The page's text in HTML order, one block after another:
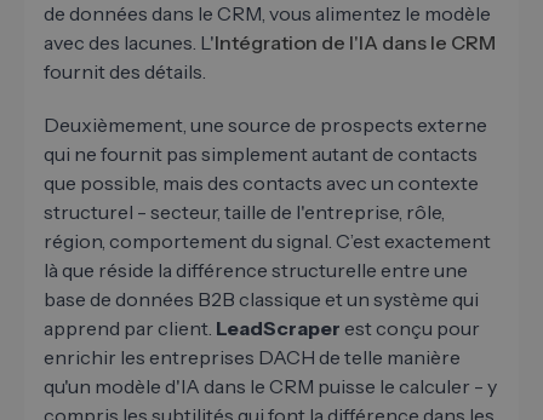
de données dans le CRM, vous alimentez le modèle
avec des lacunes. L'Intégration de l'IA dans le CRM
fournit des détails.
Deuxièmement, une source de prospects externe
qui ne fournit pas simplement autant de contacts
que possible, mais des contacts avec un contexte
structurel - secteur, taille de l'entreprise, rôle,
région, comportement du signal. C’est exactement
là que réside la différence structurelle entre une
base de données B2B classique et un système qui
apprend par client. LeadScraper est conçu pour
enrichir les entreprises DACH de telle manière
qu'un modèle d'IA dans le CRM puisse le calculer - y